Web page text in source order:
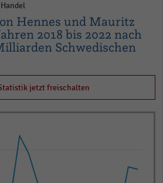
Hennes und Mauritz
2018 bis 2022 nach
Schwedischen
jetzt freischalten